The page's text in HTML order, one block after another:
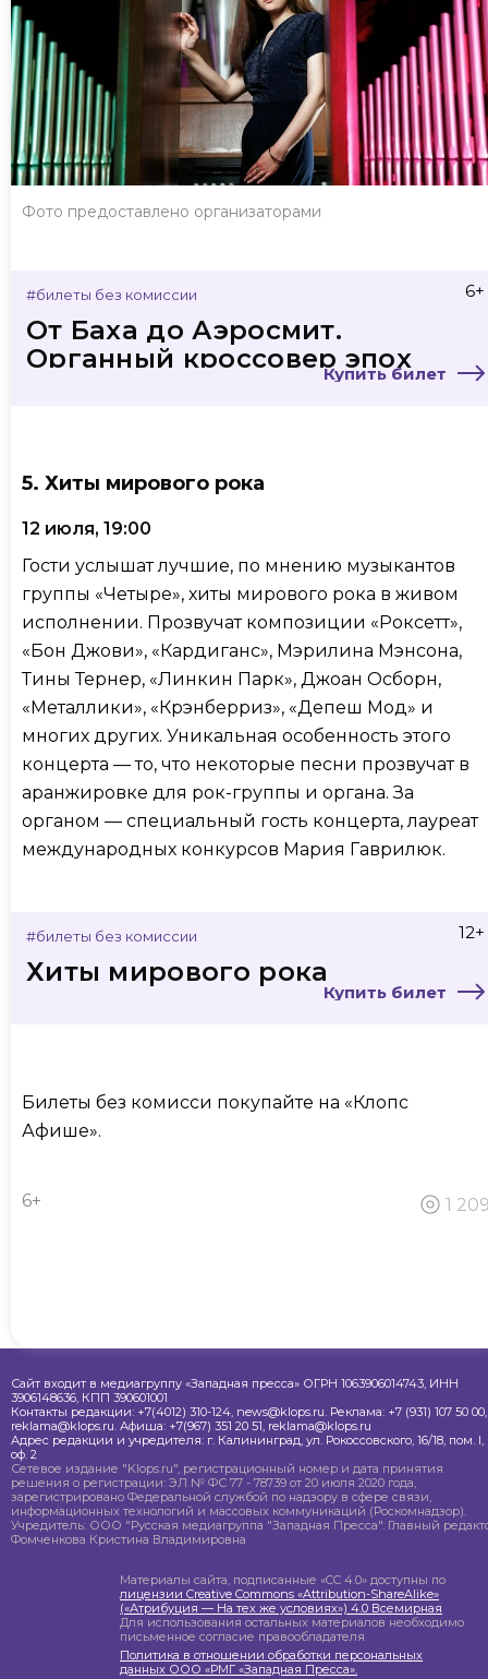
Фото предоставлено организаторами
6+
#билеты без комиссии
Купить билет
От Баха до Аэросмит.
Органный кроссовер эпох
5. Хиты мирового рока
12 июля, 19:00
Гости услышат лучшие, по мнению музыкантов
группы «Четыре», хиты мирового рока в живом
исполнении. Прозвучат композиции «Роксетт»,
«Бон Джови», «Кардиганс», Мэрилина Мэнсона,
Тины Тернер, «Линкин Парк», Джоан Осборн,
«Металлики», «Крэнберриз», «Депеш Мод» и
многих других. Уникальная особенность этого
концерта — то, что некоторые песни прозвучат в
аранжировке для рок-группы и органа. За
органом — специальный гость концерта, лауреат
международных конкурсов Мария Гаврилюк.
12+
#билеты без комиссии
Купить билет
Хиты мирового рока
Билеты без комисси покупайте на «Клопс
Афише».
6+ 1
Сайт входит в медиагруппу «Западная пресса» ОГРН 1063906014743, ИНН
3906148636, КПП 390601001
Контакты редакции: +7(4012) 310-124, news@klops.ru. Реклама: +7 (931) 107 50 00,
reklama@klops.ru. Афиша: +7(967) 351 20 51, reklama@klops.ru
Адрес редакции и учредителя: г. Калининград, ул. Рокоссовского, 16/18, пом. I,
оф. 2
Сетевое издание "Klops.ru", регистрационный номер и дата принятия
решения о регистрации: ЭЛ № ФС 77 - 78739 от 20 июля 2020 года,
зарегистрировано Федеральной службой по надзору в сфере связи,
информационных технологий и массовых коммуникаций (Роскомнадзор).
Учредитель: ООО "Русская медиагруппа "Западная Пресса". Главный
Фомченкова Кристина Владимировна
Материалы сайта, подписанные «CC 4.0» доступны по
лицензии Creative Commons «Attribution-ShareAlike»
(«Атрибуция — На тех же условиях») 4.0 Всемирная
Для использования остальных материалов необходимо
письменное согласие правообладателя
Политика в отношении обработки персональных
данных ООО «РМГ «Западная Пресса».